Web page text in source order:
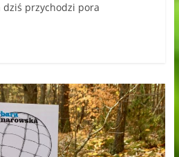
dziś przychodzi pora